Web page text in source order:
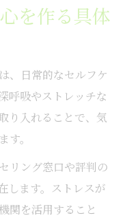
を作る具体
、日常的なセルフケ
呼吸やストレッチな
り入れることで、気
。
リング窓口や評判の
します。ストレスが
関を活用すること